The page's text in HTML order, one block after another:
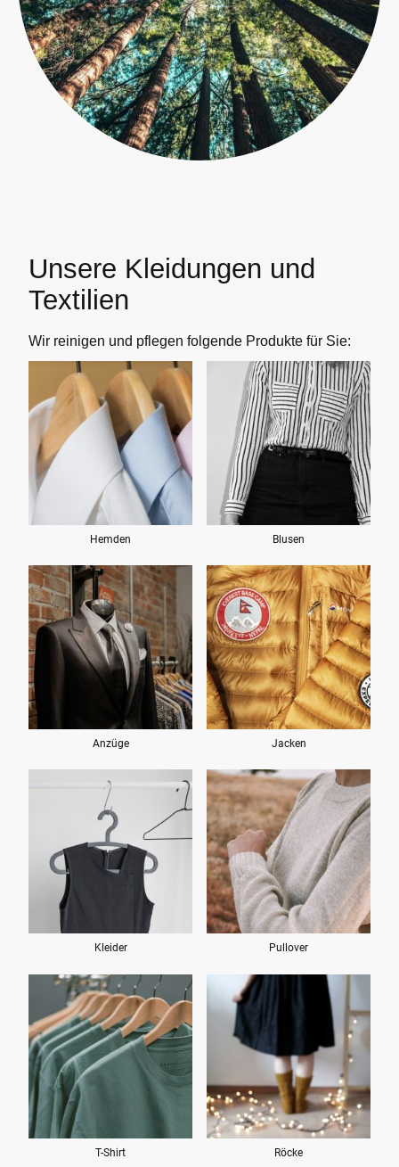
Unsere Kleidungen und
Textilien
Wir reinigen und pflegen folgende Produkte für Sie:
Hemden Blusen
Anzüge Jacken
Kleider Pullover
T-Shirt Röcke